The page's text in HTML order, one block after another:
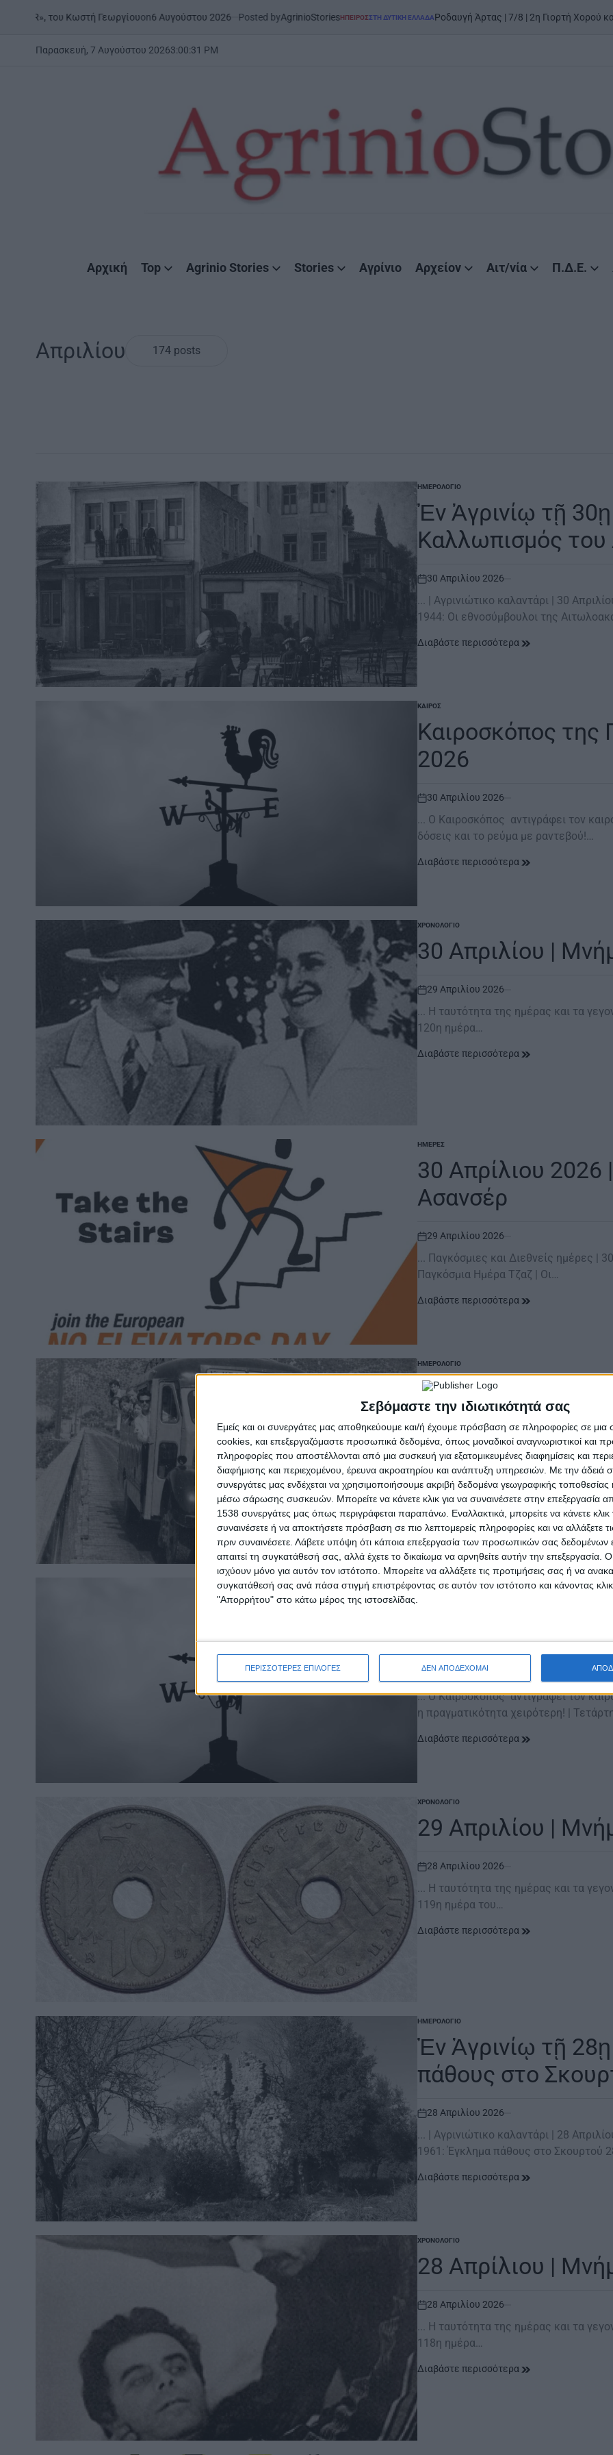
Σεβόμαστε την ιδιωτικότητά σας
Εμείς και οι συνεργάτες μας αποθηκεύουμε και/ή έχουμε πρόσβαση σε πληροφορίες σε
cookies, και επεξεργαζόμαστε προσωπικά δεδομένα, όπως μοναδικοί αναγνωριστικοί και
πληροφορίες που αποστέλλονται από μια συσκευή για εξατομικευμένες διαφημίσεις και
διαφήμισης και περιεχομένου, έρευνα ακροατηρίου και ανάπτυξη υπηρεσιών. Με την άδειά
συνεργάτες μας ενδέχεται να χρησιμοποιήσουμε ακριβή δεδομένα γεωγραφικής τοποθεσίας
μέσω σάρωσης συσκευών. Μπορείτε να κάνετε κλικ για να συναινέσετε στην επεξεργασία
1538 συνεργάτες μας όπως περιγράφεται παραπάνω. Εναλλακτικά, μπορείτε να κάνετε κλικ
συναινέσετε ή να αποκτήσετε πρόσβαση σε πιο λεπτομερείς πληροφορίες και να αλλάξετε
πριν συναινέσετε. Λάβετε υπόψη ότι κάποια επεξεργασία των προσωπικών σας δεδομένων
απαιτεί τη συγκατάθεσή σας, αλλά έχετε το δικαίωμα να αρνηθείτε αυτήν την επεξεργασία.
ισχύουν μόνο για αυτόν τον ιστότοπο. Μπορείτε να αλλάξετε τις προτιμήσεις σας ή να
συγκατάθεσή σας ανά πάσα στιγμή επιστρέφοντας σε αυτόν τον ιστότοπο και κάνοντας
"Απορρήτου" στο κάτω μέρος της ιστοσελίδας.
ΠΕΡΙΣΣΟΤΕΡΕΣ ΕΠΙΛΟΓΕΣ ΔΕΝ ΑΠΟΔΕΧΟΜΑΙ
Κωστή Γεωργίουon6 Αυγούστου 2026 Posted byAgrinioStoriesPOSTED
ΉΠΕΙΡΟΣΣΤΗ ΔΥΤΙΚΉ ΕΛΛΆΔΑΡοδαυγή Άρτας | 7/8 | 2η Γιορτή Χορού και Παράδοσης:
Παρασκευή, 7 Αυγούστου 20263:00:32 PM
Αρχική Top Agrinio Stories Stories Αγρίνιο Αρχείον Αιτ/νία Π.Δ.Ε.
Απριλίου 174 posts
POSTED
ΗΜΕΡΟΛΌΓΙΟ
Ἐν Ἀγρινίῳ τῇ
Καλλωπισμός του
on
30 Απριλίου 2026
... | Aγρινιώτικο καλαντάρι | 30
1944: Οι εθνοσύμβουλοι της
Διαβάστε περισσότερα
POSTED
ΚΑΙΡΌΣ
Καιροσκόπος της
2026
on
30 Απριλίου 2026
... O Καιροσκόπος αντιγράφει τον
δόσεις και το ρεύμα με ραντεβού!…
Διαβάστε περισσότερα
POSTED
ΧΡΟΝΟΛΌΓΙΟ
30 Απριλίου |
on
29 Απριλίου 2026
... Η ταυτότητα της ημέρας και τα
120η ημέρα…
Διαβάστε περισσότερα
POSTED
ΗΜΈΡΕΣ
30 Απρίλιου
Ασανσέρ
on
29 Απριλίου 2026
... Παγκόσμιες και Διεθνείς ημέρες |
Παγκόσμια Ημέρα Τζαζ | Οι…
Διαβάστε περισσότερα
POSTED
IN
ΗΜΕΡΟΛΌΓΙΟ
Ἐν Ἀγρινίῳ τῇ
Εργασίες στη
on
29 Απριλίου 2026
... | Aγρινιώτικο καλαντάρι | 29
Εύηνο ποταμό 1908: Πλήρωση της…
Διαβάστε περισσότερα
POSTED
ΚΑΙΡΌΣ
Καιροσκόπος της
2026
on
29 Απριλίου 2026
... O Καιροσκόπος αντιγράφει τον
η πραγματικότητα χειρότερη! |
Διαβάστε περισσότερα
POSTED
ΧΡΟΝΟΛΌΓΙΟ
29 Απριλίου |
on
28 Απριλίου 2026
... Η ταυτότητα της ημέρας και τα
119η ημέρα του…
Διαβάστε περισσότερα
POSTED
ΗΜΕΡΟΛΌΓΙΟ
Ἐν Ἀγρινίῳ τῇ
πάθους στο
on
28 Απριλίου 2026
... | Aγρινιώτικο καλαντάρι | 28
1961: Έγκλημα πάθους στο Σκουρτού
Διαβάστε περισσότερα
POSTED
ΧΡΟΝΟΛΌΓΙΟ
28 Απρίλιου |
on
28 Απριλίου 2026
... Η ταυτότητα της ημέρας και τα
118η ημέρα…
Διαβάστε περισσότερα